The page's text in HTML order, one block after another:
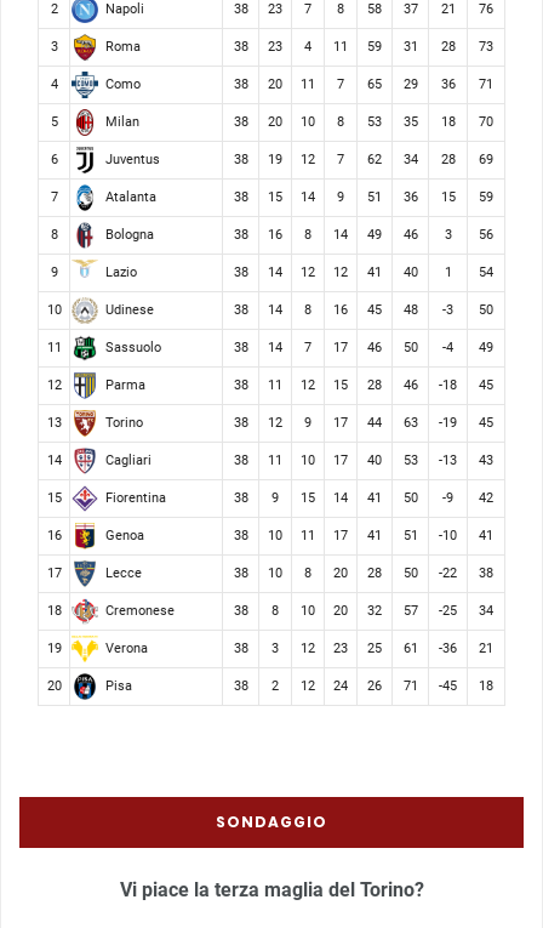
2 Napoli 38 23 7 8 58 37 21 76
3 Roma 38 23 4 11 59 31 28 73
4 Como 38 20 11 7 65 29 36 71
5 Milan 38 20 10 8 53 35 18 70
6 Juventus 38 19 12 7 62 34 28 69
7 Atalanta 38 15 14 9 51 36 15 59
8 Bologna 38 16 8 14 49 46 3 56
9 Lazio 38 14 12 12 41 40 1 54
10 Udinese 38 14 8 16 45 48 -3 50
11 Sassuolo 38 14 7 17 46 50 -4 49
12 Parma 38 11 12 15 28 46 -18 45
13 Torino 38 12 9 17 44 63 -19 45
14 Cagliari 38 11 10 17 40 53 -13 43
15 Fiorentina 38 9 15 14 41 50 -9 42
16 Genoa 38 10 11 17 41 51 -10 41
17 Lecce 38 10 8 20 28 50 -22 38
18 Cremonese 38 8 10 20 32 57 -25 34
19 Verona 38 3 12 23 25 61 -36 21
20 Pisa 38 2 12 24 26 71 -45 18
SONDAGGIO
Vi piace la terza maglia del Torino?